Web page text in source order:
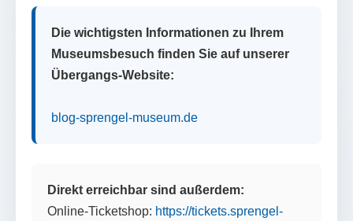
Die wichtigsten Informationen zu Ihrem
Museumsbesuch finden Sie auf unserer
Übergangs-Website:
blog-sprengel-museum.de
Direkt erreichbar sind außerdem:
Online-Ticketshop: https://tickets.sprengel-